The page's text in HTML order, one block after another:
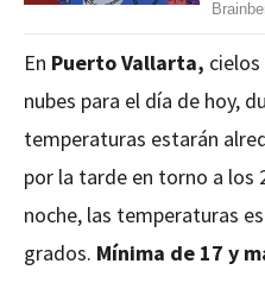
En Puerto Vallarta,
nubes para el día de hoy,
temperaturas estarán
por la tarde en torno a los
noche, las temperaturas
grados. Mínima de 17 y